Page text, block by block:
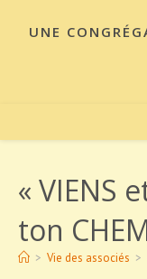
UNE
« VIENS
ton
> Vie des associés >